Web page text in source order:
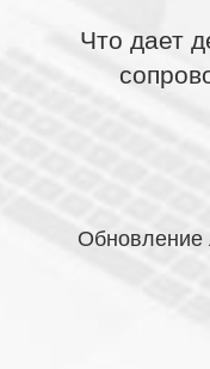
Что дает
Обновление